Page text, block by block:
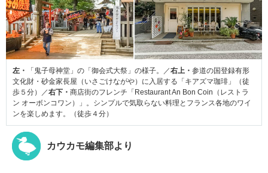
左・ 「鬼子母神堂」の「御会式大祭」の様子。／右上・ 参道の国登録有形
文化財・砂金家長屋（いさごけながや）に入居する「キアズマ珈琲」（徒
歩５分）／右下・ 商店街のフレンチ「Restaurant An Bon Coin（レストラ
ン オーボンコワン）」。シンプルで気取らない料理とフランス各地のワイ
ンを楽しめます。（徒歩４分）
カウカモ編集部より